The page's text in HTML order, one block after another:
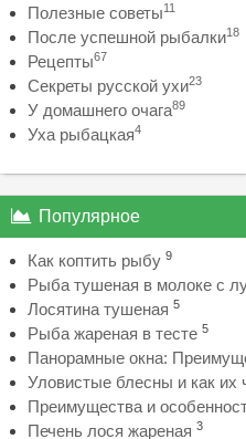
Полезные советы11
После успешной рыбалки18
Рецепты67
Секреты русской ухи23
У домашнего очага89
Уха рыбацкая4
Популярное
Как коптить рыбу 9
Рыба тушеная в молоке с
Лосятина тушеная 5
Рыба жареная в тесте 5
Панорамные окна:
Уловистые блесны и как их
Преимущества и
Печень лося жареная 3